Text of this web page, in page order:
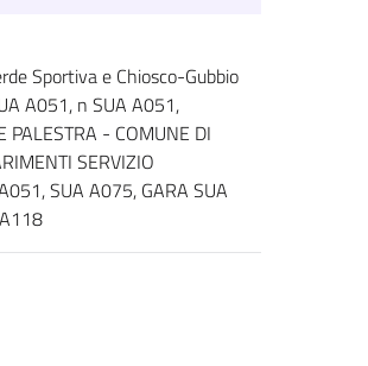
Sportiva e Chiosco-Gubbio
A051, n SUA A051,
PALESTRA - COMUNE DI
SERVIZIO
SUA A075, GARA SUA